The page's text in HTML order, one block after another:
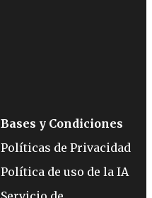
Bases y Condiciones
Políticas de Privacidad
Política de uso de la IA